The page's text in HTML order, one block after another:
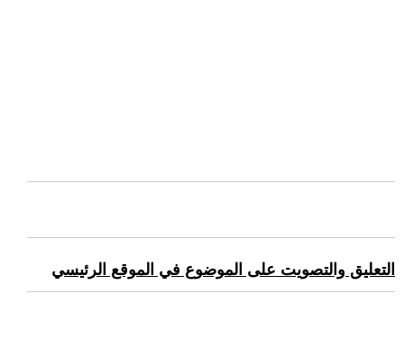
التعليق والتصويت على الموضوع في الموقع الرئيسي